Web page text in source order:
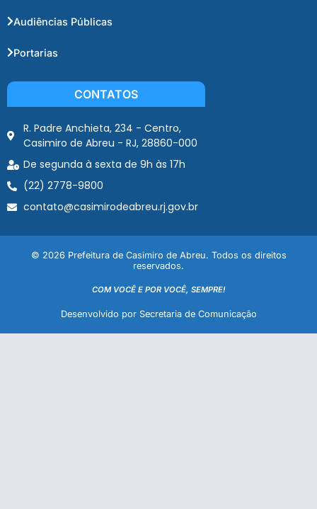
Audiências Públicas
Portarias
CONTATOS
R. Padre Anchieta, 234 - Centro,
Casimiro de Abreu - RJ, 28860-000
De segunda à sexta de 9h às 17h
(22) 2778-9800
contato@casimirodeabreu.rj.gov.br
© 2026 Prefeitura de Casimiro de Abreu. Todos os direitos
reservados.
COM VOCÊ E POR VOCÊ, SEMPRE!
Desenvolvido por Secretaria de Comunicação